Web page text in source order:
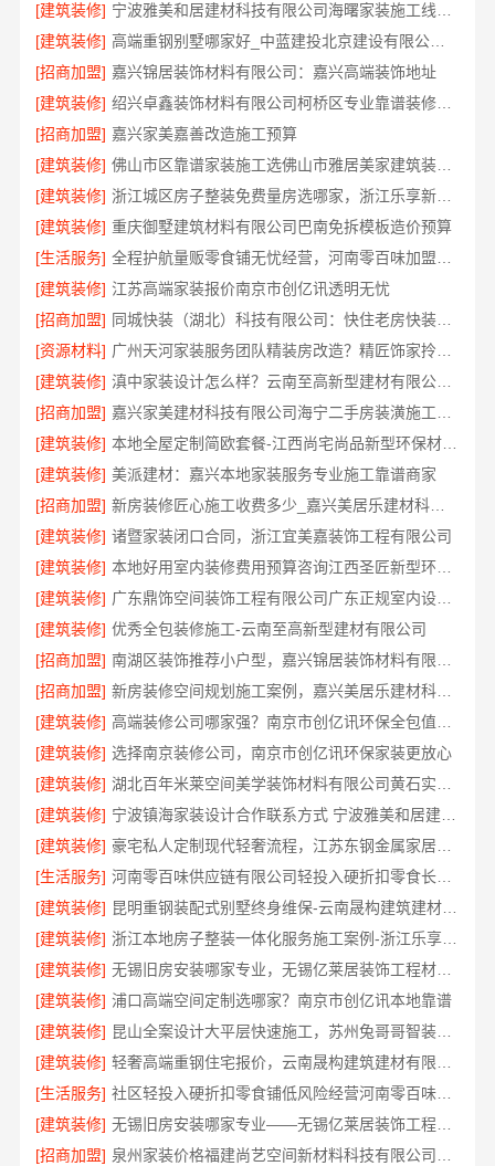
[建筑装修]
[建筑装修]
高端重钢别墅哪家好_中蓝建投北京建设有限公司四川
[招商加盟] 嘉兴锦居装饰材料有限公司：嘉兴高端装饰地址
[建筑装修]
绍兴卓鑫装饰材料有限公司柯桥区专业靠谱装修施工队
[招商加盟] 嘉兴家美嘉善改造施工预算
[建筑装修]
佛山市区靠谱家装施工选佛山市雅居美家建筑装饰工程有限公司
[建筑装修]
浙江城区房子整装免费量房选哪家，浙江乐享新材料有限公司
[建筑装修] 重庆御墅建筑材料有限公司巴南免拆模板造价预算
[生活服务]
[建筑装修] 江苏高端家装报价南京市创亿讯透明无忧
[招商加盟]
同城快装（湖北）科技有限公司：快住老房快装，工期保障
[资源材料]
[建筑装修]
滇中家装设计怎么样？云南至高新型建材有限公司口碑佳
[招商加盟]
[建筑装修]
本地全屋定制简欧套餐-江西尚宅尚品新型环保材料有限公司
[建筑装修] 美派建材：嘉兴本地家装服务专业施工靠谱商家
[招商加盟]
新房装修匠心施工收费多少_嘉兴美居乐建材科技有限公司
[建筑装修] 诸暨家装闭口合同，浙江宜美嘉装饰工程有限公司
[建筑装修]
本地好用室内装修费用预算咨询江西圣匠新型环保材料有限公司
[建筑装修]
广东鼎饰空间装饰工程有限公司广东正规室内设计透明化施工
[建筑装修] 优秀全包装修施工-云南至高新型建材有限公司
[招商加盟]
[招商加盟]
新房装修空间规划施工案例，嘉兴美居乐建材科技有限公司
[建筑装修]
[建筑装修] 选择南京装修公司，南京市创亿讯环保家装更放心
[建筑装修]
[建筑装修]
宁波镇海家装设计合作联系方式 宁波雅美和居建材科技有限公司
[建筑装修]
[生活服务]
河南零百味供应链有限公司轻投入硬折扣零食长久经营
[建筑装修]
昆明重钢装配式别墅终身维保-云南晟构建筑建材有限公司
[建筑装修]
浙江本地房子整装一体化服务施工案例-浙江乐享新材料有限公司
[建筑装修]
无锡旧房安装哪家专业，无锡亿莱居装饰工程材料有限公司
[建筑装修] 浦口高端空间定制选哪家？南京市创亿讯本地靠谱
[建筑装修]
昆山全案设计大平层快速施工，苏州兔哥哥智装新材料有限公司
[建筑装修]
[生活服务]
社区轻投入硬折扣零食铺低风险经营河南零百味供应链有限公司
[建筑装修]
无锡旧房安装哪家专业——无锡亿莱居装饰工程材料有限公司
[招商加盟]